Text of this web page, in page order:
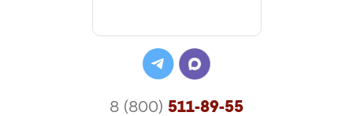
8 (800) 511-89-55